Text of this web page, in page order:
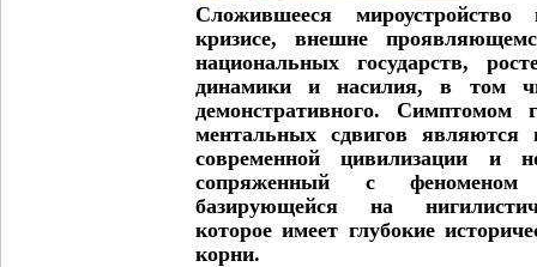
Сложившееся мироустройство
кризисе, внешне
национальных государств,
динамики и насилия, в том
демонстративного. Симптомом
ментальных сдвигов являются
современной цивилизации и
сопряженный с феноменом
базирующейся на
которое имеет глубокие
корни.